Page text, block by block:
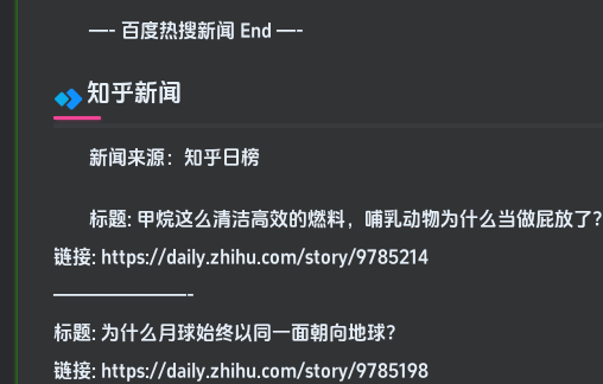
—- 百度热搜新闻 End —-
知乎新闻
新闻来源：知乎日榜
标题: 甲烷这么清洁高效的燃料，哺乳动物为什么当做屁放了？
链接: https://daily.zhihu.com/story/9785214
———————-
标题: 为什么月球始终以同一面朝向地球？
链接: https://daily.zhihu.com/story/9785198